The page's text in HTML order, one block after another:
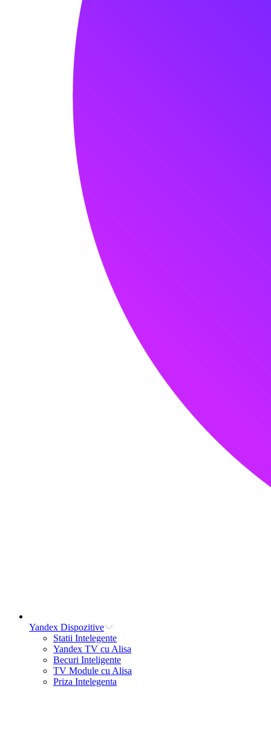
Yandex Dispozitive
Statii Intelegente
Yandex TV cu Alisa
Becuri Inteligente
TV Module cu Alisa
Priza Intelegenta